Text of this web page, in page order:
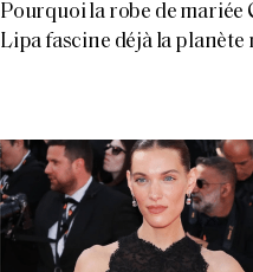
Pourquoi la robe de mariée
Lipa fascine déjà la planète